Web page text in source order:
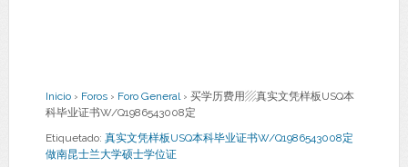
Inicio › Foros › Foro General › 买学历费用▨真实文凭样板USQ本
科毕业证书W/Q1986543008定
Etiquetado: 真实文凭样板USQ本科毕业证书W/Q1986543008定
做南昆士兰大学硕士学位证